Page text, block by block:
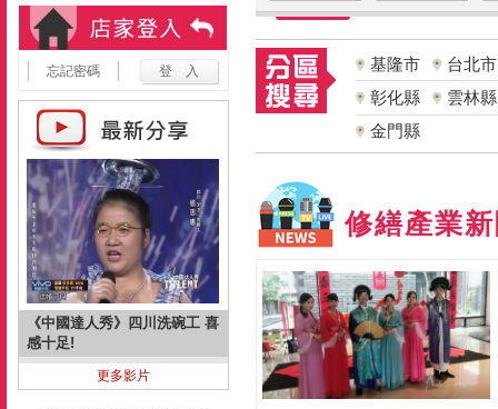
忘記密碼
《中國達人秀》四川洗碗工 喜
感十足!
更多影片
基隆市
台北市
彰化縣
雲林縣
金門縣
修繕產業